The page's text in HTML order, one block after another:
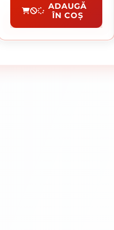
Teava RectangularaADAUGĂ
ÎN COȘ